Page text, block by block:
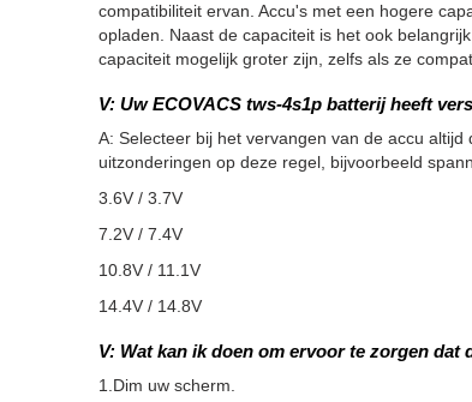
compatibiliteit ervan. Accu's met een hogere
opladen. Naast de capaciteit is het ook
capaciteit mogelijk groter zijn, zelfs als ze
V: Uw ECOVACS tws-4s1p batterij heeft
A: Selecteer bij het vervangen van de accu
uitzonderingen op deze regel, bijvoorbeeld
3.6V / 3.7V
7.2V / 7.4V
10.8V / 11.1V
14.4V / 14.8V
V: Wat kan ik doen om ervoor te zorgen dat
1.Dim uw scherm.